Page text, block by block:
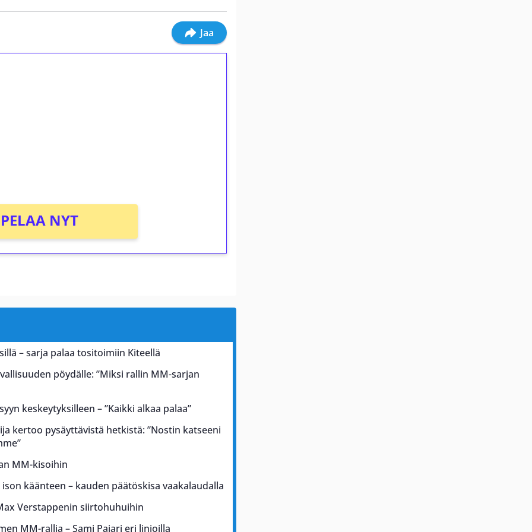
Jaa
PELAA NYT
– sarja palaa tositoimiin Kiteellä
pöydälle: ”Miksi rallin MM-sarjan
keskeytyksilleen – ”Kaikki alkaa palaa”
kertoo pysäyttävistä hetkistä: ”Nostin katseeni
MM-kisoihin
käänteen – kauden päätöskisa vaakalaudalla
Verstappenin siirtohuhuihin
MM-rallia – Sami Pajari eri linjoilla